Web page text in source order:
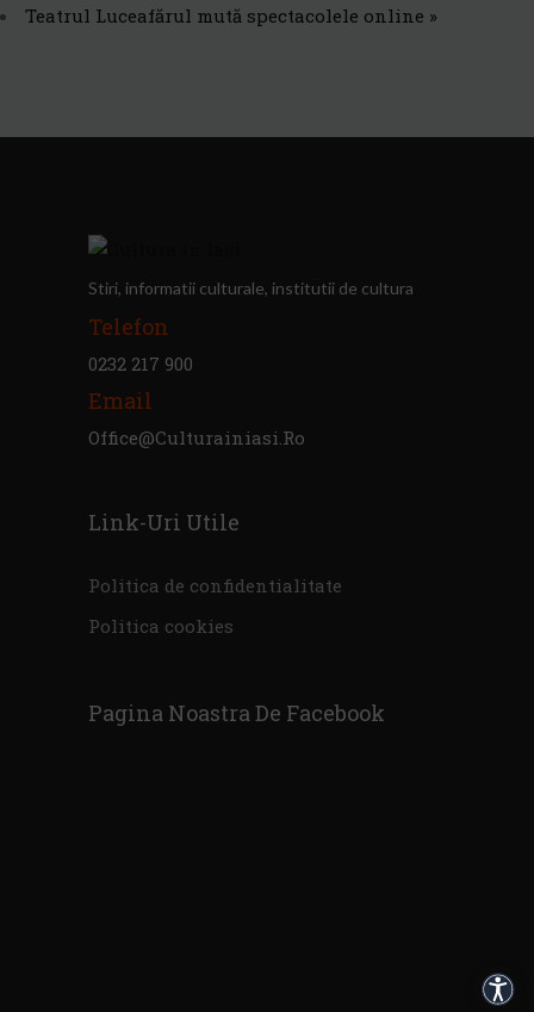
Teatrul Luceafărul mută spectacolele online »
Stiri, informatii culturale, institutii de cultura
Telefon
0232 217 900
Email
Office@culturainiasi.ro
Link-Uri Utile
Politica de confidentialitate
Politica cookies
Pagina Noastra De Facebook